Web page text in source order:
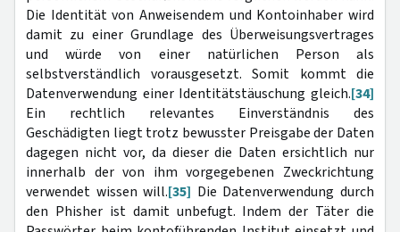
Die Identität von Anweisendem und Kontoinhaber wird
damit zu einer Grundlage des Überweisungsvertrages
und würde von einer natürlichen Person als
selbstverständlich vorausgesetzt. Somit kommt die
Datenverwendung einer Identitätstäuschung gleich.[34]
Ein rechtlich relevantes Einverständnis des
Geschädigten liegt trotz bewusster Preisgabe der Daten
dagegen nicht vor, da dieser die Daten ersichtlich nur
innerhalb der von ihm vorgegebenen Zweckrichtung
verwendet wissen will.[35] Die Datenverwendung durch
den Phisher ist damit unbefugt. Indem der Täter die